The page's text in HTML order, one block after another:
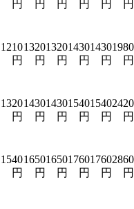
円 円 円 円 円 円
1210
円
1320
円
1320
円
1430
円
1430
円
1980
円
1320
円
1430
円
1430
円
1540
円
1540
円
2420
円
1540
円
1650
円
1650
円
1760
円
1760
円
2860
円